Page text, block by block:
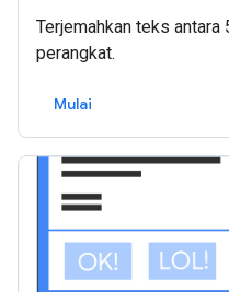
Terjemahkan teks antara
perangkat.
Mulai